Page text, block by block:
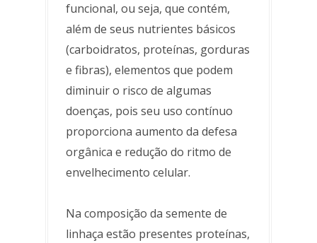
funcional, ou seja, que contém,
além de seus nutrientes básicos
(carboidratos, proteínas, gorduras
e fibras), elementos que podem
diminuir o risco de algumas
doenças, pois seu uso contínuo
proporciona aumento da defesa
orgânica e redução do ritmo de
envelhecimento celular.
Na composição da semente de
linhaça estão presentes proteínas,